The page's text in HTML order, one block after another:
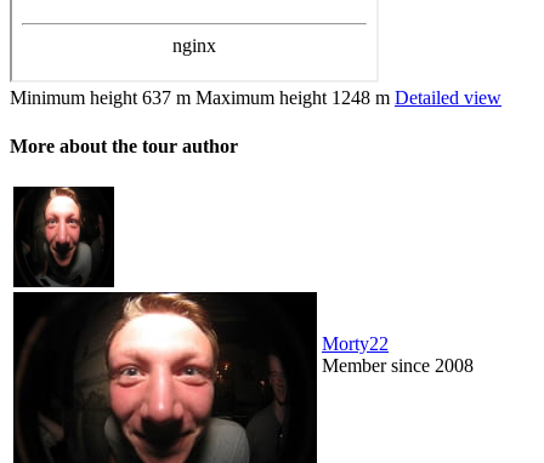
Minimum height 637 m Maximum height 1248 m Detailed view
More about the tour author
Morty22
Member since 2008